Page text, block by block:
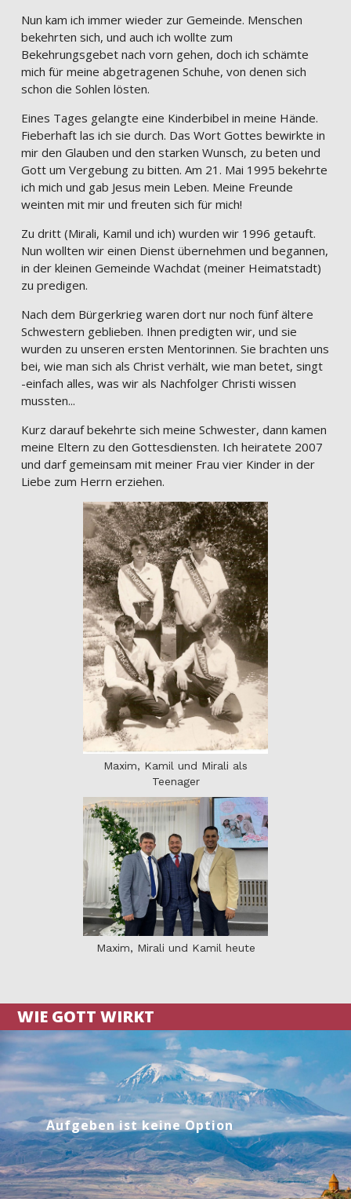
Nun kam ich immer wieder zur Gemeinde. Menschen
bekehrten sich, und auch ich wollte zum
Bekehrungsgebet nach vorn gehen, doch ich schämte
mich für meine abgetragenen Schuhe, von denen sich
schon die Sohlen lösten.
Eines Tages gelangte eine Kinderbibel in meine Hände.
Fieberhaft las ich sie durch. Das Wort Gottes bewirkte in
mir den Glauben und den starken Wunsch, zu beten und
Gott um Vergebung zu bitten. Am 21. Mai 1995 bekehrte
ich mich und gab Jesus mein Leben. Meine Freunde
weinten mit mir und freuten sich für mich!
Zu dritt (Mirali, Kamil und ich) wurden wir 1996 getauft.
Nun wollten wir einen Dienst übernehmen und begannen,
in der kleinen Gemeinde Wachdat (meiner Heimatstadt)
zu predigen.
Nach dem Bürgerkrieg waren dort nur noch fünf ältere
Schwestern geblieben. Ihnen predigten wir, und sie
wurden zu unseren ersten Mentorinnen. Sie brachten uns
bei, wie man sich als Christ verhält, wie man betet, singt
-einfach alles, was wir als Nachfolger Christi wissen
mussten...
Kurz darauf bekehrte sich meine Schwester, dann kamen
meine Eltern zu den Gottesdiensten. Ich heiratete 2007
und darf gemeinsam mit meiner Frau vier Kinder in der
Liebe zum Herrn erziehen.
Maxim, Kamil und Mirali als
Teenager
Maxim, Mirali und Kamil heute
WIE GOTT WIRKT
Aufgeben ist keine Option